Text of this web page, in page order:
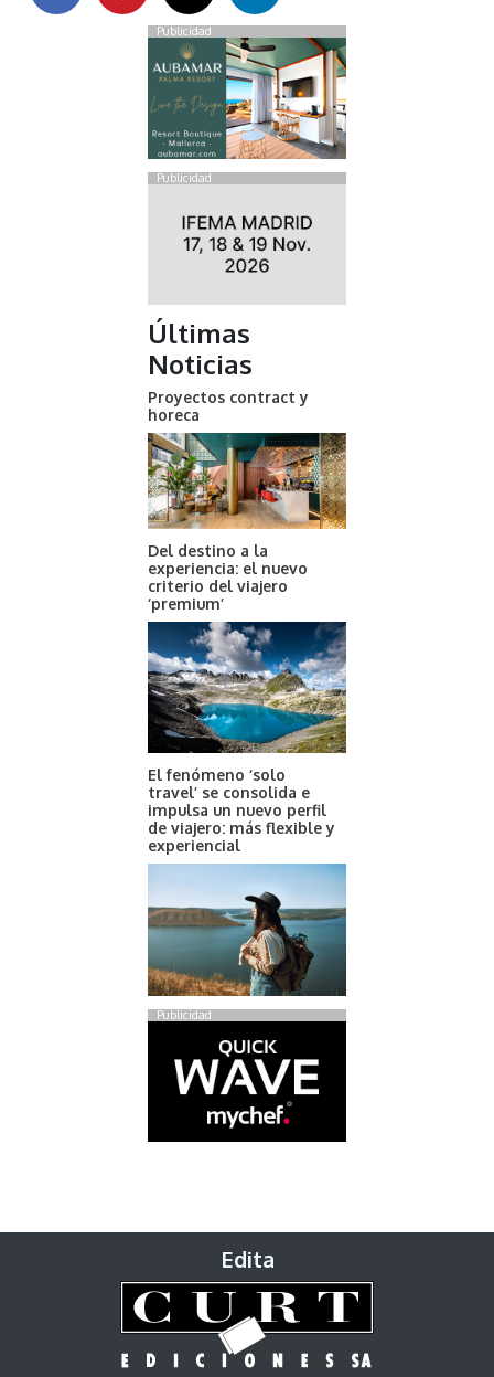
Publicidad
Publicidad
Últimas
Noticias
Proyectos contract y
horeca
Del destino a la
experiencia: el nuevo
criterio del viajero
‘premium’
El fenómeno ‘solo
travel’ se consolida e
impulsa un nuevo perfil
de viajero: más flexible y
experiencial
Publicidad
Edita